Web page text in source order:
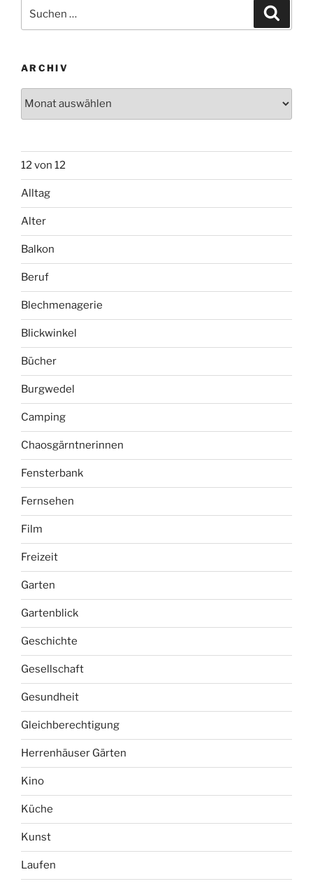
nach:
ARCHIV
12 von 12
Alltag
Alter
Balkon
Beruf
Blechmenagerie
Blickwinkel
Bücher
Burgwedel
Camping
Chaosgärntnerinnen
Fensterbank
Fernsehen
Film
Freizeit
Garten
Gartenblick
Geschichte
Gesellschaft
Gesundheit
Gleichberechtigung
Herrenhäuser Gärten
Kino
Küche
Kunst
Laufen